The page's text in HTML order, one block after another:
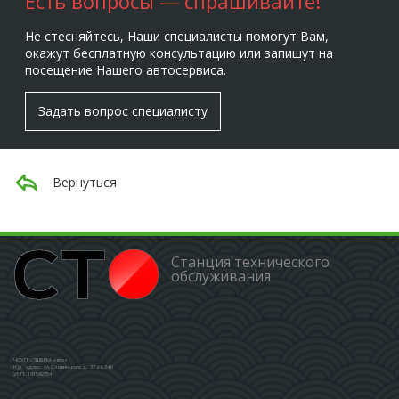
Не стесняйтесь, Наши специалисты помогут Вам,
окажут бесплатную консультацию или запишут на
посещение Нашего автосервиса.
Задать вопрос специалисту
Вернуться
Станция технического
обслуживания
ЧСУП «ЗШБРМ-авто»
Юр. адрес: ул.Славинского д. 37 кв.346
УНП: 191592754